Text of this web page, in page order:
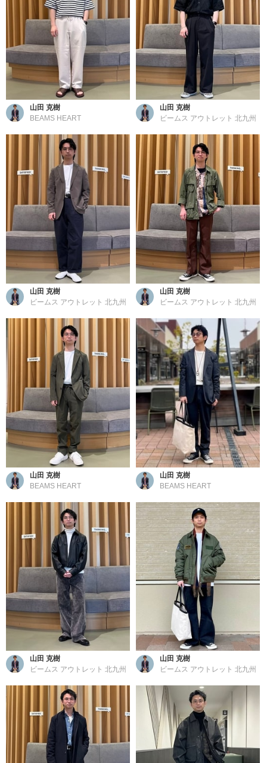
山田 克樹
BEAMS HEART
山田 克樹
ビームス アウトレット 北九州
山田 克樹
ビームス アウトレット 北九州
山田 克樹
ビームス アウトレット 北九州
山田 克樹
BEAMS HEART
山田 克樹
BEAMS HEART
山田 克樹
ビームス アウトレット 北九州
山田 克樹
ビームス アウトレット 北九州